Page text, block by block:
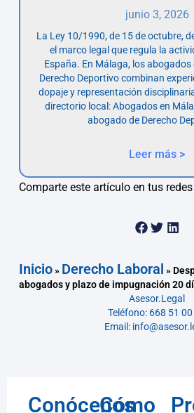
junio 3, 2026
La Ley 10/1990, de 15 de octubre,
el marco legal que regula la
España. En Málaga, los abogados
Derecho Deportivo combinan
dopaje y representación
directorio local: Abogados en
abogado de Derecho
Leer más >
Comparte este artículo en tus
Inicio» Derecho Laboral »
abogados y plazo de impugnación 20
Asesor.Legal
Teléfono: 668 51
Email:
Conócenos
Cómo